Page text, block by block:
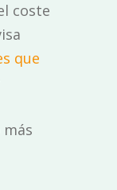
coste
que